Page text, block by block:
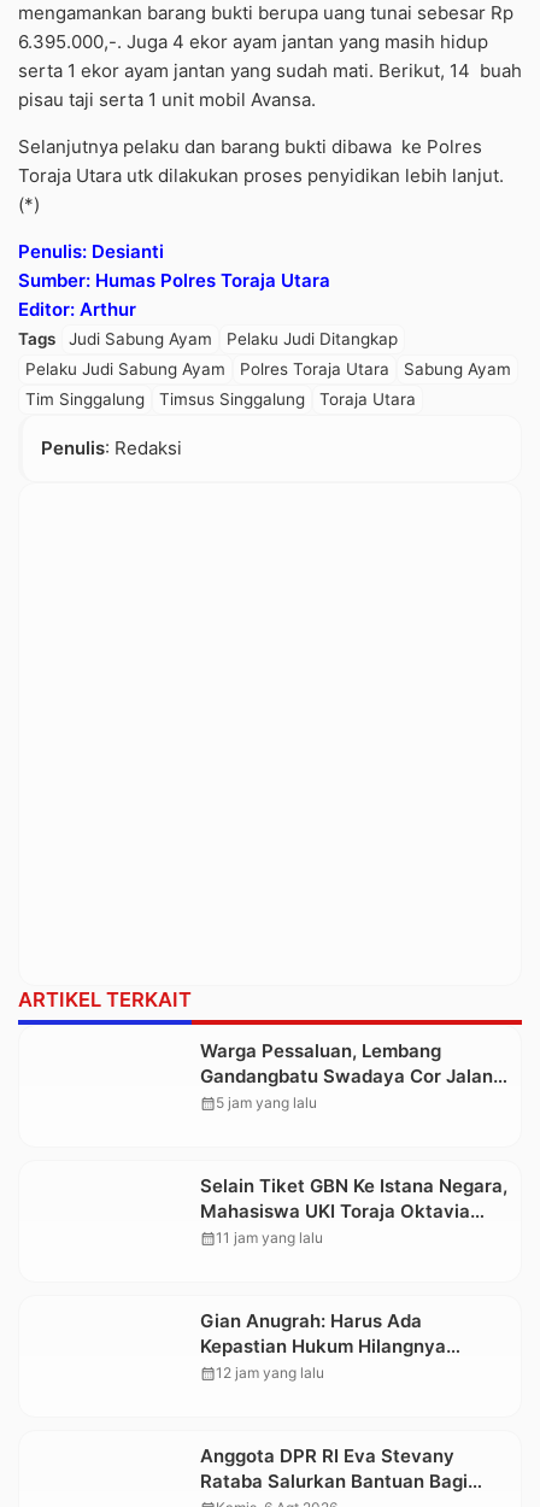
mengamankan barang bukti berupa uang tunai sebesar Rp
6.395.000,-. Juga 4 ekor ayam jantan yang masih hidup
serta 1 ekor ayam jantan yang sudah mati. Berikut, 14 buah
pisau taji serta 1 unit mobil Avansa.
Selanjutnya pelaku dan barang bukti dibawa ke Polres
Toraja Utara utk dilakukan proses penyidikan lebih lanjut.
(*)
Penulis: Desianti
Sumber: Humas Polres Toraja Utara
Editor: Arthur
Tags Judi Sabung Ayam
Pelaku Judi Ditangkap
Pelaku Judi Sabung Ayam
Polres Toraja Utara
Sabung Ayam
Tim Singgalung
Timsus Singgalung Toraja Utara
Penulis: Redaksi
ARTIKEL TERKAIT
Warga Pessaluan, Lembang
Gandangbatu Swadaya Cor Jalan
Kabupaten
calendar_month5 jam yang lalu
Selain Tiket GBN Ke Istana Negara,
Mahasiswa UKI Toraja Oktavia
juga Lolos ke Pekan Seni
calendar_month11 jam yang lalu
Gian Anugrah: Harus Ada
Kepastian Hukum Hilangnya
Stoner, Agar Keluarga tidak Larut
calendar_month12 jam yang lalu
Anggota DPR RI Eva Stevany
Rataba Salurkan Bantuan Bagi